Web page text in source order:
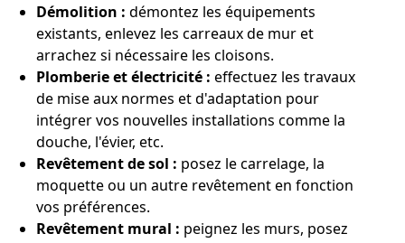
Démolition : démontez les équipements
existants, enlevez les carreaux de mur et
arrachez si nécessaire les cloisons.
Plomberie et électricité : effectuez les travaux
de mise aux normes et d'adaptation pour
intégrer vos nouvelles installations comme la
douche, l'évier, etc.
Revêtement de sol : posez le carrelage, la
moquette ou un autre revêtement en fonction
vos préférences.
Revêtement mural : peignez les murs, posez